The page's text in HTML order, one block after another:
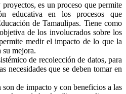
es un proceso que permite
educativa en los procesos que
de Tamaulipas. Tiene como
de los involucrados sobre los
medir el impacto de lo que la
su mejora.
de recolección de datos, para
necesidades que se deben tomar en
son de impacto y con beneficios a las